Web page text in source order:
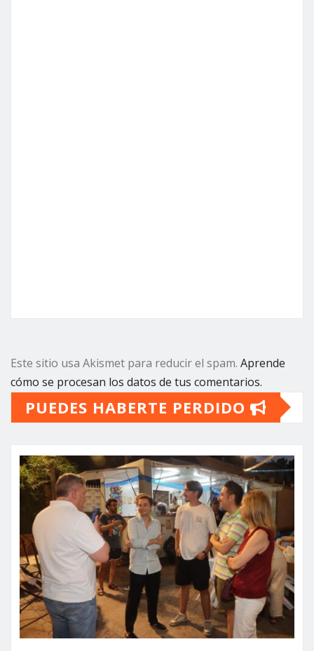
Este sitio usa Akismet para reducir el spam. Aprende
cómo se procesan los datos de tus comentarios.
PUEDES HABERTE PERDIDO